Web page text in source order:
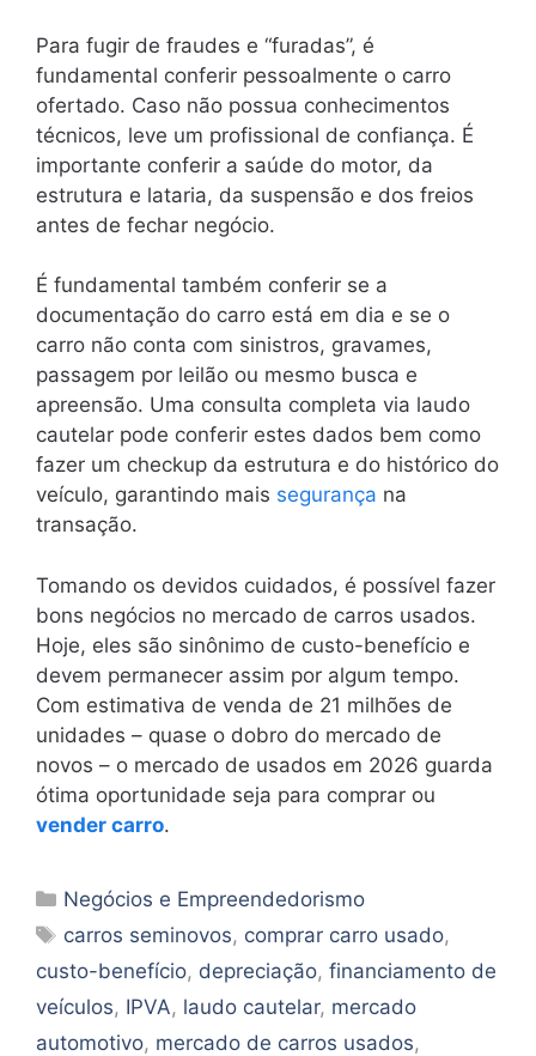
Para fugir de fraudes e “furadas”, é
fundamental conferir pessoalmente o carro
ofertado. Caso não possua conhecimentos
técnicos, leve um profissional de confiança. É
importante conferir a saúde do motor, da
estrutura e lataria, da suspensão e dos freios
antes de fechar negócio.
É fundamental também conferir se a
documentação do carro está em dia e se o
carro não conta com sinistros, gravames,
passagem por leilão ou mesmo busca e
apreensão. Uma consulta completa via laudo
cautelar pode conferir estes dados bem como
fazer um checkup da estrutura e do histórico do
veículo, garantindo mais segurança na
transação.
Tomando os devidos cuidados, é possível fazer
bons negócios no mercado de carros usados.
Hoje, eles são sinônimo de custo-benefício e
devem permanecer assim por algum tempo.
Com estimativa de venda de 21 milhões de
unidades – quase o dobro do mercado de
novos – o mercado de usados em 2026 guarda
ótima oportunidade seja para comprar ou
vender carro.
Categorias
Negócios e Empreendedorismo
Tags
carros seminovos, comprar carro usado,
custo-benefício, depreciação, financiamento de
veículos, IPVA, laudo cautelar, mercado
automotivo, mercado de carros usados,